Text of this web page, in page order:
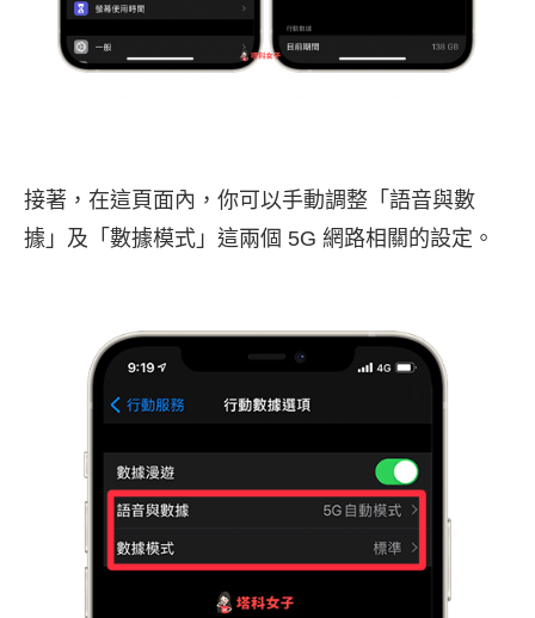
接著，在這頁面內，你可以手動調整「語音與數
據」及「數據模式」這兩個 5G 網路相關的設定。